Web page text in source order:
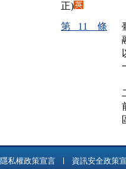
正)
第 11 條
隱私權政策宣言 資訊安全政策